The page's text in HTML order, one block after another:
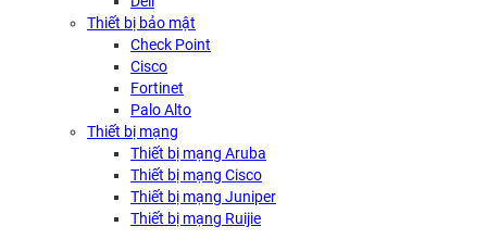
Thiết bị bảo mật
Check Point
Cisco
Fortinet
Palo Alto
Thiết bị mạng
Thiết bị mạng Aruba
Thiết bị mạng Cisco
Thiết bị mạng Juniper
Thiết bị mạng Ruijie